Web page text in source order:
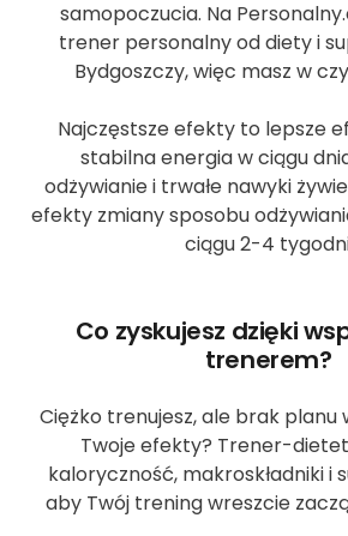
samopoczucia. Na
trener personalny od diety i
Bydgoszczy, więc masz w
Najczęstsze efekty to lepsze
stabilna energia w ciągu
odżywianie i trwałe nawyki
efekty zmiany sposobu
ciągu 2-4
Co zyskujesz dzięki
trenerem?
Ciężko trenujesz, ale brak planu
Twoje efekty? Trener-
kaloryczność, makroskładniki i
aby Twój trening wreszcie